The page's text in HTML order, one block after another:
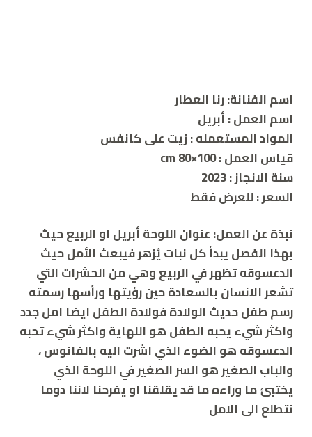
اسم الفنانة: رنا العطار
اسم العمل :أبريل
المواد المستعمله : زيت على كانفس
قياس العمل : cm 80×100
سنة الانجاز : 2023
السعر : للعرض فقط
نبذة عن العمل:عنوان اللوحة أبريل او الربيع حيث
بهذا الفصل يبدأ كل نبات يُزهر فيبعث الأمل حيث
الدعسوقه تظهر في الربيع وهي من الحشرات التي
تشعر الانسان بالسعادة حين رؤيتها ورأسها رسمته
رسم طفل حديث الولادة فولادة الطفل ايضا امل جدد
واكثر شيء يحبه الطفل هو اللهاية واكثر شيء تحبه
الدعسوقه هو الضوء الذي اشرت اليه بالفانوس ،
والباب الصغير هو السر الصغير في اللوحة الذي
يختبئ ما وراءه ما قد يقلقنا او يفرحنا لاننا دوما
نتطلع الى الامل